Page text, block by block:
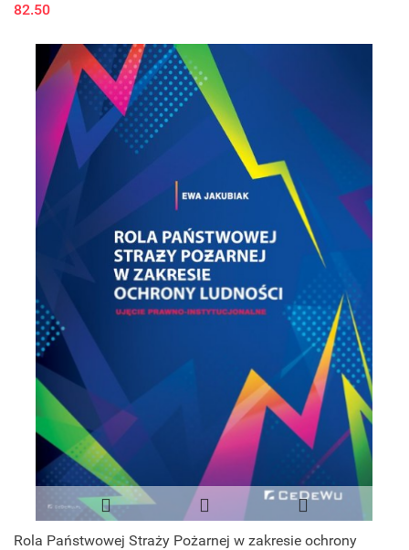
82.50
Rola Państwowej Straży Pożarnej w zakresie ochrony